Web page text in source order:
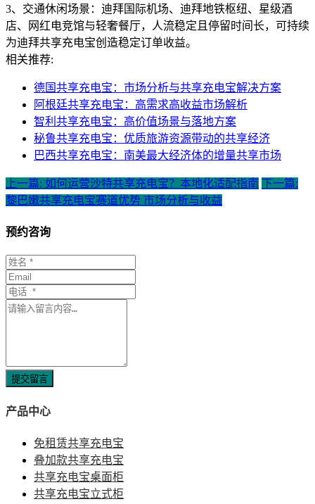
3、交通休闲场景：迪拜国际机场、迪拜地铁枢纽、星级酒
店、网红电竞馆与轻奢餐厅，人流稳定且停留时间长，可持续
为迪拜共享充电宝创造稳定订单收益。
相关推荐:
德国共享充电宝：市场分析与共享充电宝解决方案
阿根廷共享充电宝：高需求高收益市场解析
智利共享充电宝：高价值场景与落地方案
秘鲁共享充电宝：优质旅游资源带动的共享经济
巴西共享充电宝：南美最大经济体的增量共享市场
上一篇: 如何运营沙特共享充电宝？本地化适配指南 下一篇:
黎巴嫩共享充电宝赛道优势 市场分析与收益
预约咨询
提交留言
产品中心
免租赁共享充电宝
叠加款共享充电宝
共享充电宝桌面柜
共享充电宝立式柜